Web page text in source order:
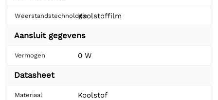
WeerstandstechnologieKoolstoffilm
Aansluit gegevens
Vermogen 0 W
Datasheet
Materiaal Koolstof